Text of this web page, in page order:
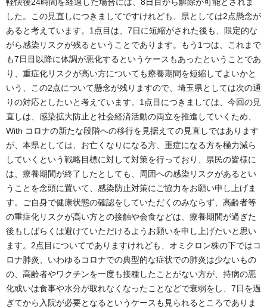
した。この見直しにつきましてですけれども、県としては2点懸念が
あると考えています。1点目は、7日に短縮がされた後も、限定的な
がら感染リスクが残るということであります。もう1つは、これまで
も7日目以降に体調が悪化するというケースもあったということであ
り、重症化リスクが高い方についても療養期間を短縮してよいかと
いう、この2点について懸念が残りますので、埼玉県としては次の通
りの対応としたいと考えています。1点目につきましては、今回の見
直しは、感染拡大防止と社会経済活動の両立を推進していくため、
With コロナの新たな段階への移行を見据えての見直しではあります
が、本県としては、お亡くなりになる方、重症になる方を極力減ら
していくという戦略目標に対して対策を行っており、県民の皆様に
は、療養期間が終了したとしても、周囲への感染リスクがあるとい
うことを念頭に置いて、感染防止対策にご協力をお願い申し上げま
す。ご自身で健康状態の確認をしていただくのみならず、高齢者等
の重症化リスクが高い方との接触や会食などは、療養期間が過ぎた
後もしばらくは避けていただけるようお願いを申し上げたいと思い
ます。2点目についてでありますけれども、オミクロン株の下ではコ
ロナ肺炎、いわゆるコロナでの典型的な症状での肺炎は少ないもの
の、高齢者やワクチンを一度も接種したことがない方が、持病の悪
化或いは食事や水分が取れなくなったことなどで衰弱をし、7日を過
ぎてから入院が必要となるというケースも見られるところでありま